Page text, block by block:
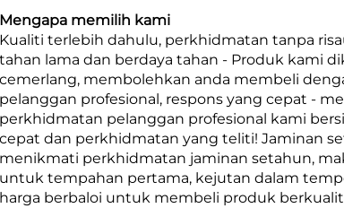
Mengapa memilih kami
Kualiti terlebih dahulu, perkhidmatan tanpa
tahan lama dan berdaya tahan - Produk kami
cemerlang, membolehkan anda membeli
pelanggan profesional, respons yang cepat -
perkhidmatan pelanggan profesional kami
cepat dan perkhidmatan yang teliti! Jaminan
menikmati perkhidmatan jaminan setahun,
untuk tempahan pertama, kejutan dalam
harga berbaloi untuk membeli produk